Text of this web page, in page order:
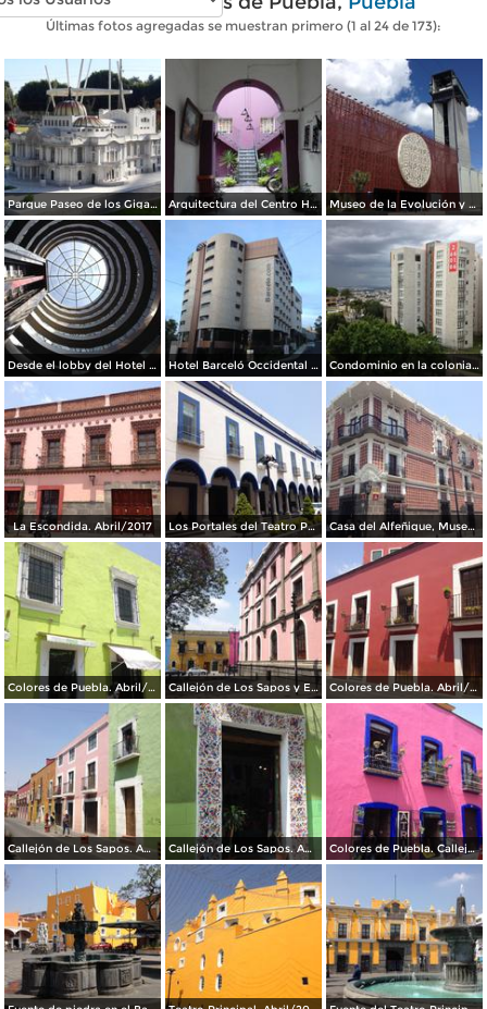
Últimas fotos agregadas se muestran primero (1 al 24 de 173):
Parque Paseo de los Gigantes. Enero/2016 Arquitectura del Centro Histórico de Puebla. Julio/2017 Museo de la Evolución y Teleférico de Puebla. Julio/2017
Desde el lobby del Hotel Barceló Occidental JF Puebla. Julio/2017 Hotel Barceló Occidental JF Puebla. Julio/2017 Condominio en la colonia La Paz. Julio/2017
La Escondida. Abril/2017 Los Portales del Teatro Principal. Abril/2017 Casa del Alfeñique, Museo. Abril/2017
Colores de Puebla. Abril/2017 Callejón de Los Sapos y Edificio El Carolino. Abril/2017 Colores de Puebla. Abril/2017
Callejón de Los Sapos. Abril/2017 Callejón de Los Sapos. Abril/2017 Colores de Puebla. Callejón de Los Sapos. Abril/2017